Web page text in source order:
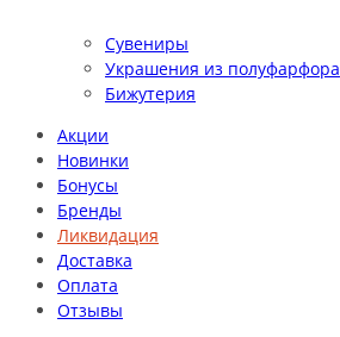
Сувениры
Украшения из полуфарфора
Бижутерия
Акции
Новинки
Бонусы
Бренды
Ликвидация
Доставка
Оплата
Отзывы